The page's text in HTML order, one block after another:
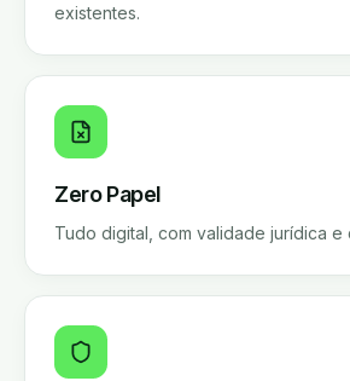
existentes.
Zero Papel
Tudo digital, com validade jurídica e